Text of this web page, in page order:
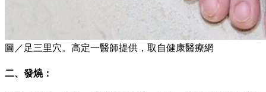
圖／足三里穴。高定一醫師提供，取自健康醫療網
二、發燒：